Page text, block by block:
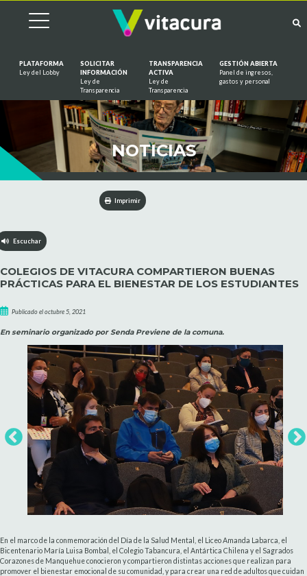
PLATAFORMA
Ley del Lobby
SOLICITAR
INFORMACIÓN
Ley de
Transparencia
TRANSPARENCIA
ACTIVA
Ley de
Transparencia
GESTIÓN ABIERTA
Panel de ingresos,
gastos y personal
NOTICIAS
Imprimir
Escuchar
COLEGIOS DE VITACURA COMPARTIERON BUENAS
PRÁCTICAS PARA EL BIENESTAR DE LOS ESTUDIANTES
Publicado el octubre 5, 2021
En seminario organizado por Senda Previene de la comuna.
En el marco de la conmemoración del Día de la Salud Mental, el Liceo Amanda Labarca, el
Bicentenario María Luisa Bombal, el Colegio Tabancura, el Antártica Chilena y el Sagrados
Corazones de Manquehue conocieron y compartieron distintas acciones que realizan para
promover el bienestar emocional de su comunidad, y para crear una red de adultos que cuidan